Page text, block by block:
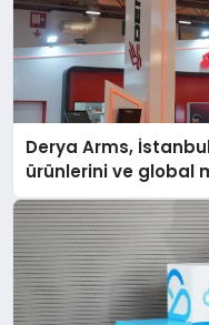
Derya Arms,
ürünlerini ve global